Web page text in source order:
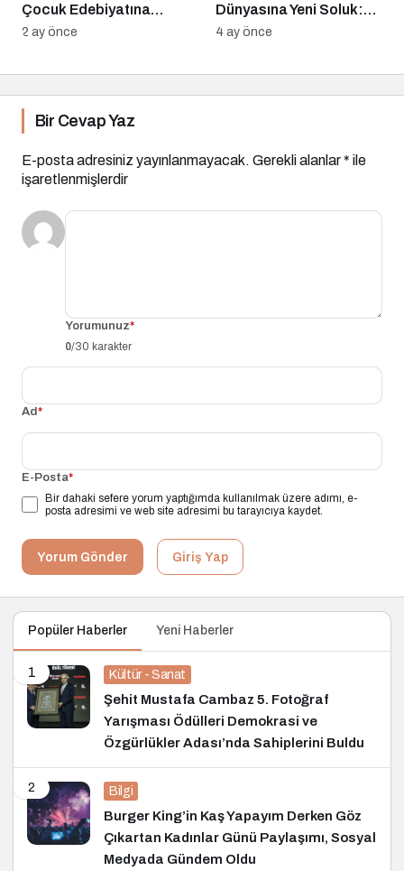
Çocuk Edebiyatına
Ödüllü Üç Yeni Roman:
Uluslararası Bir Aday
Okurlarla Buluşuyor
2 ay önce
Dünyasına Yeni Soluk:
DecoCasa.com.tr
4 ay önce
Bir Cevap Yaz
E-posta adresiniz yayınlanmayacak. Gerekli alanlar* ile
işaretlenmişlerdir
Yorumunuz*
0/30 karakter
Ad*
E-Posta*
Bir dahaki sefere yorum yaptığımda kullanılmak üzere adımı, e-
posta adresimi ve web site adresimi bu tarayıcıya kaydet.
Yorum Gönder Giriş Yap
Popüler Haberler Yeni Haberler
1 Kültür - Sanat
Şehit Mustafa Cambaz 5. Fotoğraf
Yarışması Ödülleri Demokrasi ve
Özgürlükler Adası’nda Sahiplerini Buldu
2 Bilgi
Burger King’in Kaş Yapayım Derken Göz
Çıkartan Kadınlar Günü Paylaşımı, Sosyal
Medyada Gündem Oldu